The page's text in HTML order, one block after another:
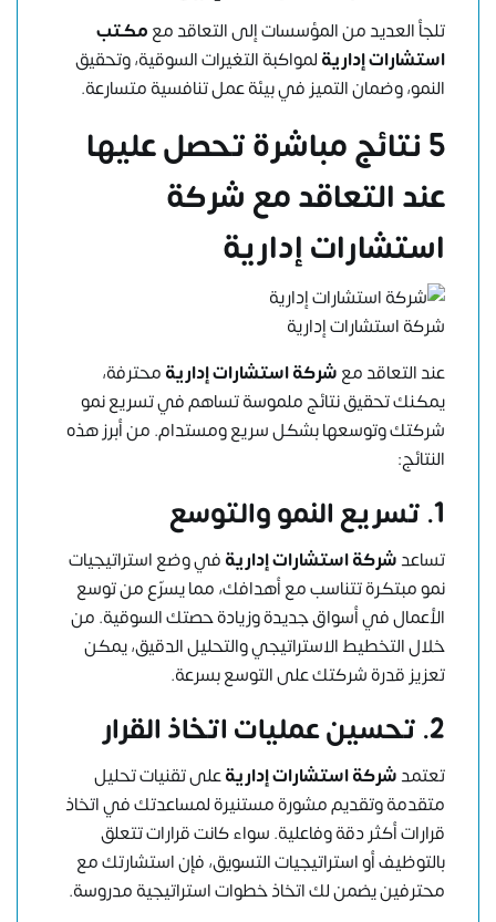
تلجأ العديد من المؤسسات إلى التعاقد معمكتب
استشارات إداريةلمواكبة التغيرات السوقية، وتحقيق
النمو، وضمان التميز في بيئة عمل تنافسية متسارعة.
5 نتائج مباشرة تحصل عليها
عند التعاقد مع شركة
استشارات إدارية
شركة استشارات إدارية
عند التعاقد معشركة استشارات إداريةمحترفة،
يمكنك تحقيق نتائج ملموسة تساهم في تسريع نمو
شركتك وتوسعها بشكل سريع ومستدام. من أبرز هذه
النتائج:
1. تسريع النمو والتوسع
تساعدشركة استشارات إداريةفي وضع استراتيجيات
نمو مبتكرة تتناسب مع أهدافك، مما يسرّع من توسع
الأعمال في أسواق جديدة وزيادة حصتك السوقية. من
خلال التخطيط الاستراتيجي والتحليل الدقيق، يمكن
تعزيز قدرة شركتك على التوسع بسرعة.
2. تحسين عمليات اتخاذ القرار
تعتمدشركة استشارات إداريةعلى تقنيات تحليل
متقدمة وتقديم مشورة مستنيرة لمساعدتك في اتخاذ
قرارات أكثر دقة وفاعلية. سواء كانت قرارات تتعلق
بالتوظيف أو استراتيجيات التسويق، فإن استشارتك مع
محترفين يضمن لك اتخاذ خطوات استراتيجية مدروسة.